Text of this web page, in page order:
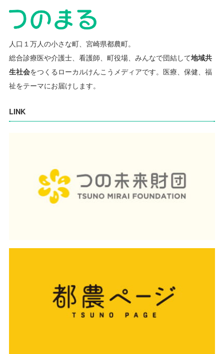
人口１万人の小さな町、宮崎県都農町。
総合診療医や介護士、看護師、町役場、みんなで団結して地域共
生社会をつくるローカルけんこうメディアです。 医療、保健、福
祉をテーマにお届けします。
LINK